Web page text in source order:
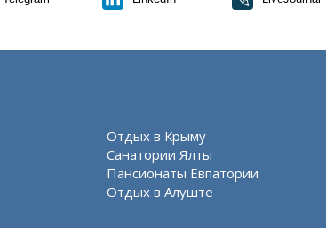
Отдых в Крыму
Санатории Ялты
Пансионаты Евпатории
Отдых в Алуште